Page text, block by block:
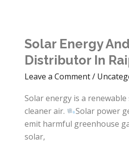
in
raipur
Solar Energy
Distributor In
Leave a Comment/
Solar energy is a
cleaner air.
Solar power
emit harmful greenhouse
solar,
Solar
Energy
and
Its
Role
in
Greener
Environment